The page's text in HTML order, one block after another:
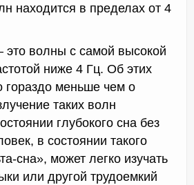
находится в пределах от 4
волны с самой высокой
ниже 4 Гц. Об этих
гораздо меньше чем о
таких волн
глубокого сна без
в состоянии такого
сна», может легко изучать
или другой трудоемкий